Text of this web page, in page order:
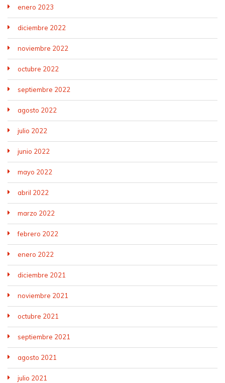
enero 2023
diciembre 2022
noviembre 2022
octubre 2022
septiembre 2022
agosto 2022
julio 2022
junio 2022
mayo 2022
abril 2022
marzo 2022
febrero 2022
enero 2022
diciembre 2021
noviembre 2021
octubre 2021
septiembre 2021
agosto 2021
julio 2021